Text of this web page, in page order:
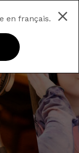
en français.